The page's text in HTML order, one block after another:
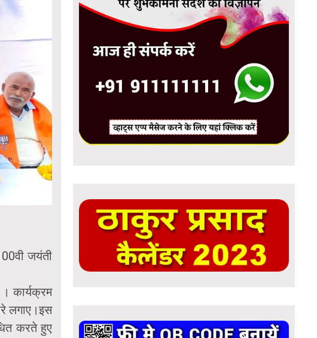
जयंती
। कार्यक्रम
लगाए।इस
करते हुए